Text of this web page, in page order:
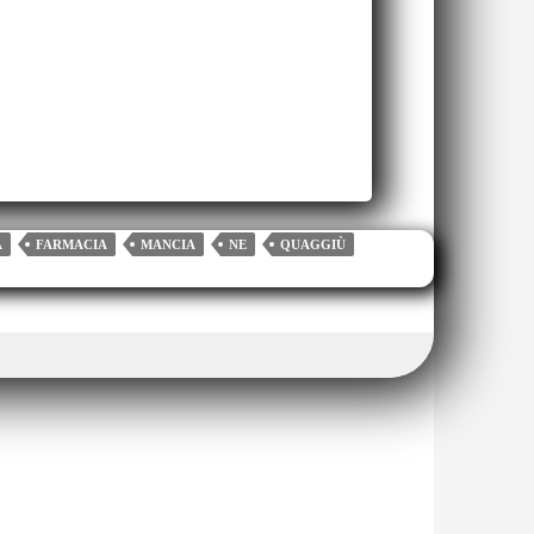
FARMACIA MANCIA NE
QUAGGIÙ